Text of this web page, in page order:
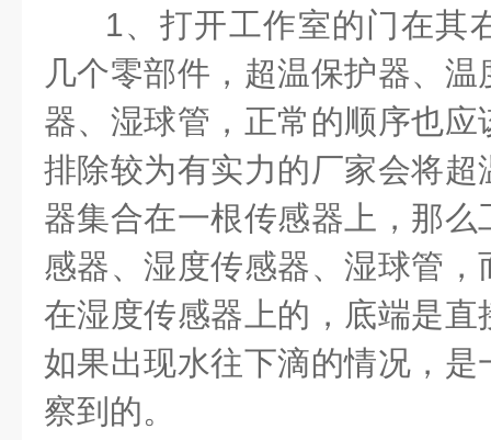
1、打开工作室的门在其
几个零部件，超温保护器、
器、湿球管，正常的顺序也
排除较为有实力的厂家会将
器集合在一根传感器上，那
感器、湿度传感器、湿球管
在湿度传感器上的，底端是
如果出现水往下滴的情况，
察到的。